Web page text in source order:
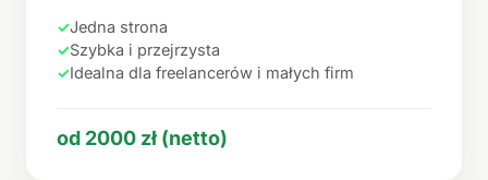
✓Jedna strona
✓Szybka i przejrzysta
✓Idealna dla freelancerów i małych firm
od 2000 zł (netto)